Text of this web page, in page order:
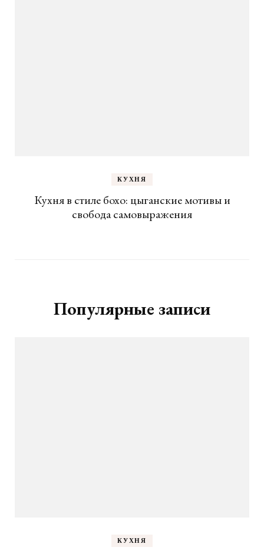
КУХНЯ
Кухня в стиле бохо: цыганские мотивы и
свобода самовыражения
Популярные записи
КУХНЯ